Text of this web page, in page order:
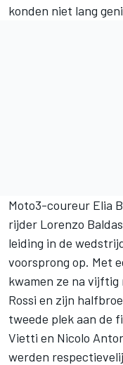
konden niet lang
Moto3-coureur Elia
rijder Lorenzo
leiding in de
voorsprong op. Met
kwamen ze na
Rossi en zijn
tweede plek aan de
Vietti en Nicolo
werden